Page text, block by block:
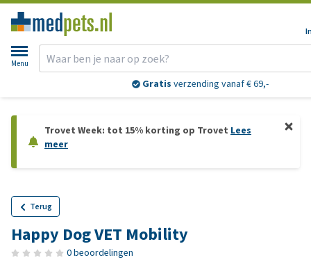
Menu
Gratis verzending vanaf € 69,-
Trovet Week: tot 15% korting op Trovet Lees
meer
Terug
Happy Dog VET Mobility
0 beoordelingen